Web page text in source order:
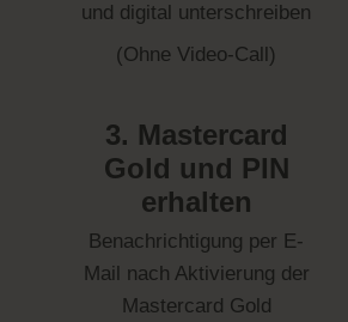
und digital unterschreiben
(Ohne Video-Call)
3. Mastercard
Gold und PIN
erhalten
Benachrichtigung per E-
Mail nach Aktivierung der
Mastercard Gold